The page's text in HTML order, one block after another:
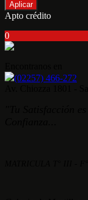
Aplicar
Apto crédito
0
(02257) 466-272